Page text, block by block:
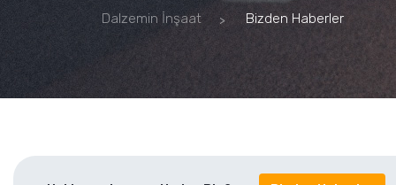
Dalzemin İnşaat Bizden Haberler